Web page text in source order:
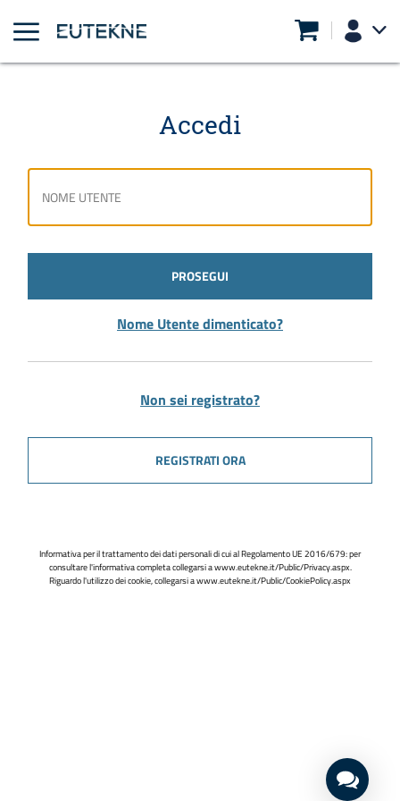
Accedi
PROSEGUI
Nome Utente dimenticato?
Non sei registrato?
REGISTRATI ORA
Informativa per il trattamento dei dati personali di cui al Regolamento UE 2016/679: per
consultare l'informativa completa collegarsi awww.eutekne.it/Public/Privacy.aspx.
Riguardo l'utilizzo dei cookie, collegarsi awww.eutekne.it/Public/CookiePolicy.aspx